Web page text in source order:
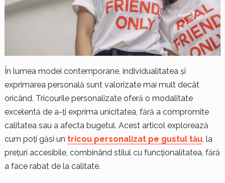
În lumea modei contemporane, individualitatea și
exprimarea personală sunt valorizate mai mult decât
oricând. Tricourile personalizate oferă o modalitate
excelentă de a-ți exprima unicitatea, fără a compromite
calitatea sau a afecta bugetul. Acest articol explorează
cum poți găsi un tricou personalizat pe gustul tău, la
prețuri accesibile, combinând stilul cu funcționalitatea, fără
a face rabat de la calitate.